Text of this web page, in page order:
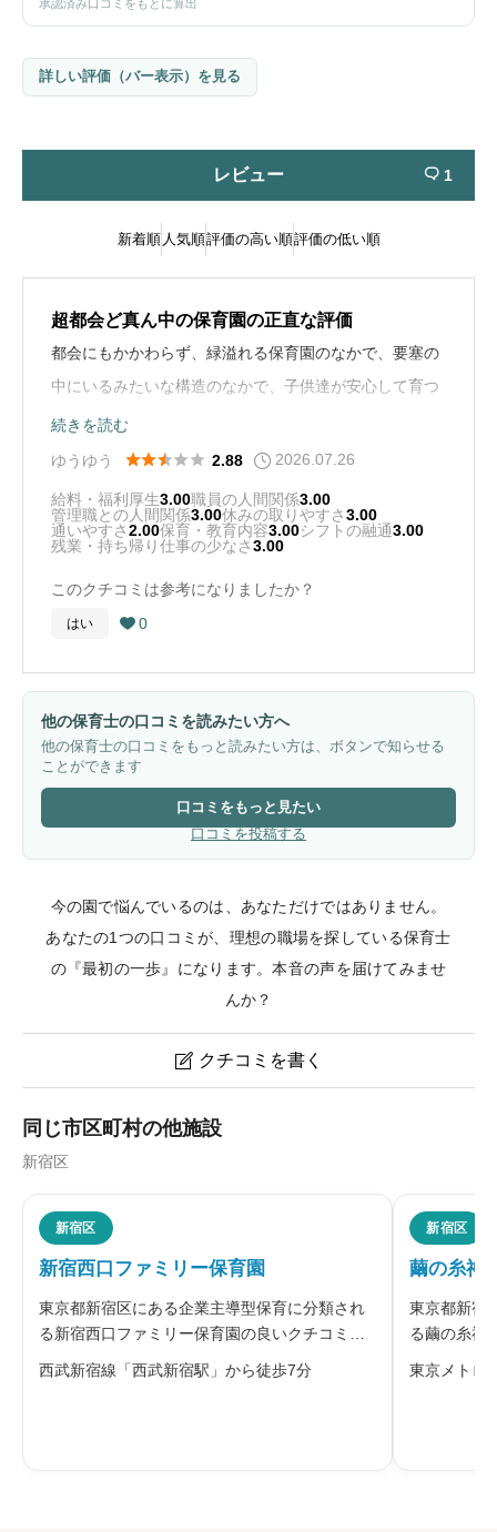
承認済み口コミをもとに算出
詳しい評価（バー表示）を見る
レビュー  1
新着順 人気順評価の高い順評価の低い順
超都会ど真ん中の保育園の正直な評価
都会にもかかわらず、緑溢れる保育園のなかで、要塞の
中にいるみたいな構造のなかで、子供達が安心して育つ
ことができる保育園です。
続きを読む
ゆうゆう
 2.88 2026.07.26
給料・福利厚生3.00職員の人間関係3.00
管理職との人間関係3.00休みの取りやすさ3.00
通いやすさ2.00保育・教育内容3.00シフトの融通3.00
残業・持ち帰り仕事の少なさ3.00
このクチコミは参考になりましたか？
はい  0
他の保育士の口コミを読みたい方へ
他の保育士の口コミをもっと読みたい方は、ボタンで知らせる
ことができます
口コミをもっと見たい
口コミを投稿する
今の園で悩んでいるのは、あなただけではありません。
あなたの1つの口コミが、理想の職場を探している保育士
の『最初の一歩』になります。本音の声を届けてみませ
んか？
 クチコミを書く
大久保第一保育園(東京都新宿区)のクチコミ・評判
ニックネーム 任意
※本名や誤解される名前の使用はご遠慮ください。
同じ市区町村の他施設
新宿区
新宿区
新宿西口ファミリー保育園
東京都新宿区にある企業主導型保育に分類され
る新宿西口ファミリー保育園の良いクチコミ・
悪いクチコミを合わせて評判をご紹介します。
同園は、子どもが自分のペースで自由に遊べる
西武新宿線「西武新宿駅」から徒歩7分
新宿区
繭の糸神
東京都新宿
る繭の糸神
チコミを合
東京メトロ